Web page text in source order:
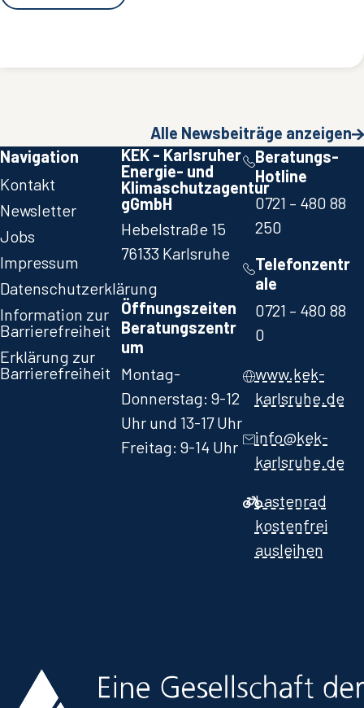
Alle Newsbeiträge anzeigen
Navigation
Kontakt
Newsletter
Jobs
Impressum
Datenschutzerklärung
Information zur
Barrierefreiheit
Erklärung zur
Barrierefreiheit
KEK - Karlsruher
Energie- und
Klimaschutzagentur
gGmbH
Hebelstraße 15
76133 Karlsruhe
Öffnungszeiten
Beratungszentr
um
Montag-
Donnerstag: 9-12
Uhr und 13-17 Uhr
Freitag: 9-14 Uhr
Beratungs-
Hotline
0721 – 480 88
250​
Telefonzentr
ale
0721 – 480 88
0​
www.kek-
karlsruhe.de
info@kek-
karlsruhe.de
Lastenrad
kostenfrei
ausleihen